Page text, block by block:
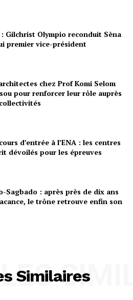
: Gilchrist Olympio reconduit Sèna
premier vice-président
chez Prof Komi Selom
pour renforcer leur rôle auprès
d’entrée à l’ENA : les centres
dévoilés pour les épreuves
Sagbado : après près de dix ans
le trône retrouve enfin son
Similaires